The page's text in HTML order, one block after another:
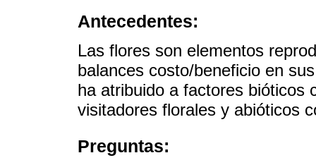
Antecedentes:
Las flores son elementos
balances costo/beneficio en
ha atribuido a factores bióticos
visitadores florales y abióticos
Preguntas: